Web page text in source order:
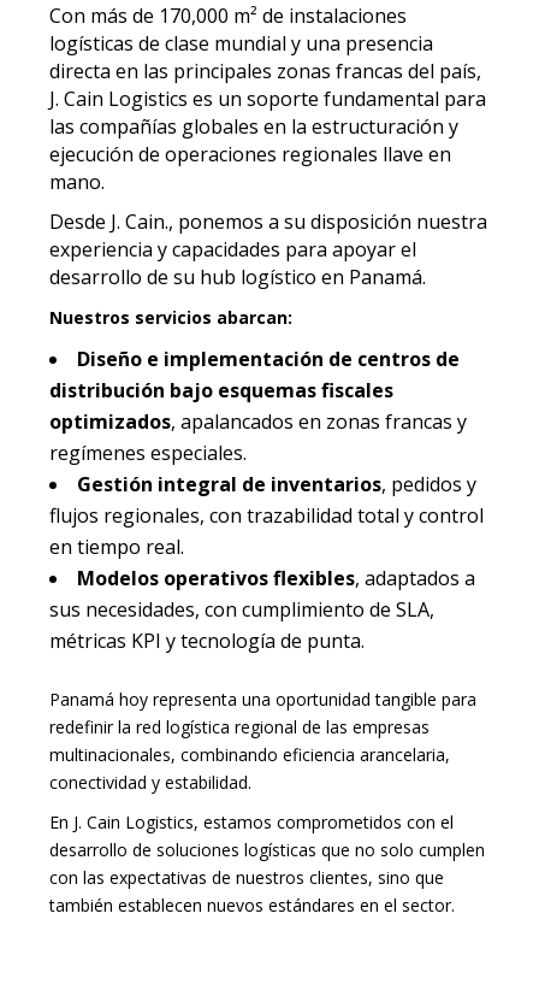
Con más de 170,000 m² de instalaciones
logísticas de clase mundial y una presencia
directa en las principales zonas francas del país,
J. Cain Logistics es un soporte fundamental para
las compañías globales en la estructuración y
ejecución de operaciones regionales llave en
mano.
Desde J. Cain., ponemos a su disposición nuestra
experiencia y capacidades para apoyar el
desarrollo de su hub logístico en Panamá.
Nuestros servicios abarcan:
Diseño e implementación de centros de
distribución bajo esquemas fiscales
optimizados, apalancados en zonas francas y
regímenes especiales.
Gestión integral de inventarios, pedidos y
flujos regionales, con trazabilidad total y control
en tiempo real.
Modelos operativos flexibles, adaptados a
sus necesidades, con cumplimiento de SLA,
métricas KPI y tecnología de punta.
Panamá hoy representa una oportunidad tangible para
redefinir la red logística regional de las empresas
multinacionales, combinando eficiencia arancelaria,
conectividad y estabilidad.
En J. Cain Logistics, estamos comprometidos con el
desarrollo de soluciones logísticas que no solo cumplen
con las expectativas de nuestros clientes, sino que
también establecen nuevos estándares en el sector.